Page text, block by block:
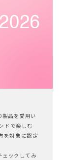
製品を愛用い
ドで楽しむ
を対象に認定
ックしてみ